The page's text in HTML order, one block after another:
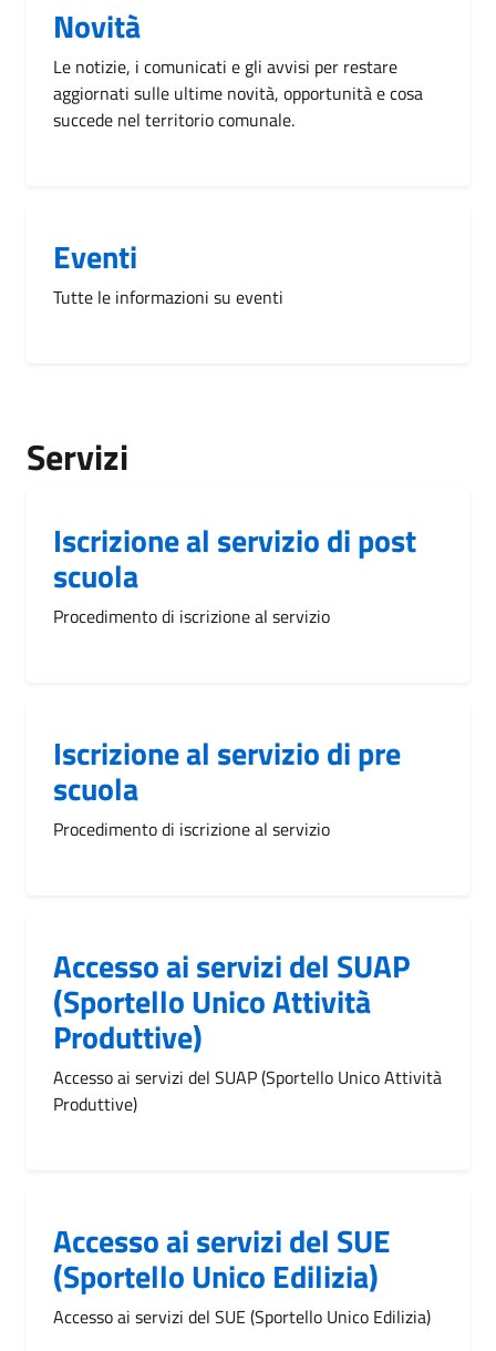
Novità
Le notizie, i comunicati e gli avvisi per restare
aggiornati sulle ultime novità, opportunità e cosa
succede nel territorio comunale.
Eventi
Tutte le informazioni su eventi
Servizi
Iscrizione al servizio di post
scuola
Procedimento di iscrizione al servizio
Iscrizione al servizio di pre
scuola
Procedimento di iscrizione al servizio
Accesso ai servizi del SUAP
(Sportello Unico Attività
Produttive)
Accesso ai servizi del SUAP (Sportello Unico Attività
Produttive)
Accesso ai servizi del SUE
(Sportello Unico Edilizia)
Accesso ai servizi del SUE (Sportello Unico Edilizia)